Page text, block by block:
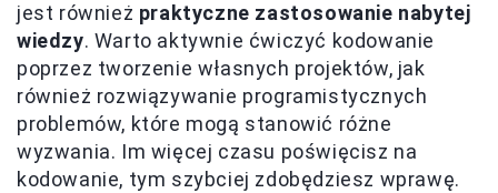
jest również praktyczne zastosowanie nabytej
wiedzy. Warto aktywnie ćwiczyć kodowanie
poprzez tworzenie własnych projektów, jak
również rozwiązywanie programistycznych
problemów, które mogą stanowić różne
wyzwania. Im więcej czasu poświęcisz na
kodowanie, tym szybciej zdobędziesz wprawę.